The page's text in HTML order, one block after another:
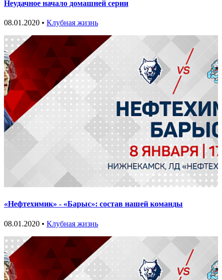
Неудачное начало домашней серии
08.01.2020 • Клубная жизнь
«Нефтехимик» - «Барыс»: состав нашей команды
08.01.2020 • Клубная жизнь